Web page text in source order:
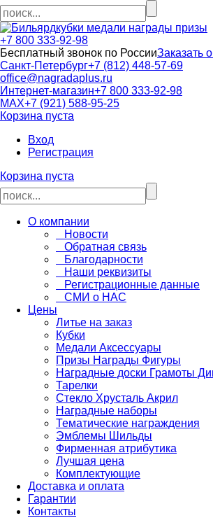
кубки медали награды призы
+7 800 333-92-98
Бесплатный звонок по РоссииЗаказать
Санкт-Петербург+7 (812) 448-57-69
office@nagradaplus.ru
Интернет-магазин+7 800 333-92-98
MAX+7 (921) 588-95-25
Корзина пуста
Вход
Регистрация
Корзина пуста
О компании
Новости
Обратная связь
Благодарности
Наши реквизиты
Регистрационные данные
СМИ о НАС
Цены
Литье на заказ
Кубки
Медали Аксессуары
Призы Награды Фигуры
Наградные доски Грамоты
Тарелки
Стекло Хрусталь Акрил
Наградные наборы
Тематические награждения
Эмблемы Шильды
Фирменная атрибутика
Лучшая цена
Комплектующие
Доставка и оплата
Гарантии
Контакты